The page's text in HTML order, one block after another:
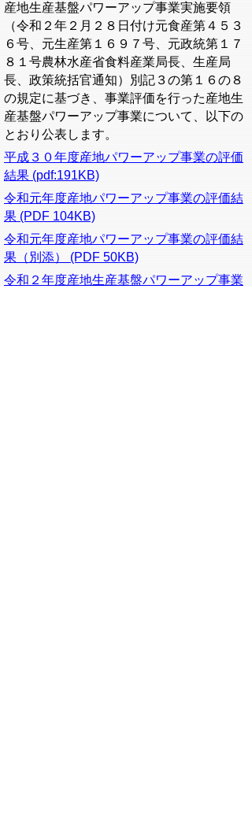
産地生産基盤パワーアップ事業実施要領
（令和２年２月２８日付け元食産第４５３
６号、元生産第１６９７号、元政統第１７
８１号農林水産省食料産業局長、生産局
長、政策統括官通知）別記３の第１６の８
の規定に基づき、事業評価を行った産地生
産基盤パワーアップ事業について、以下の
とおり公表します。
平成３０年度産地パワーアップ事業の評価
結果 (pdf:191KB)
令和元年度産地パワーアップ事業の評価結
果 (PDF 104KB)
令和元年度産地パワーアップ事業の評価結
果（別添） (PDF 50KB)
令和２年度産地生産基盤パワーアップ事業